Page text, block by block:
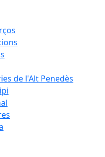
de l'Alt Penedès